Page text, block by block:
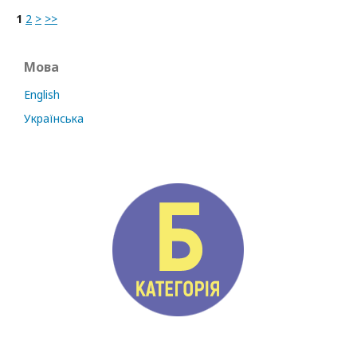
1 2 > >>
Мова
English
Українська